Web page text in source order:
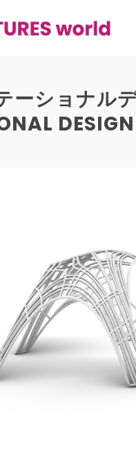
ーショナル